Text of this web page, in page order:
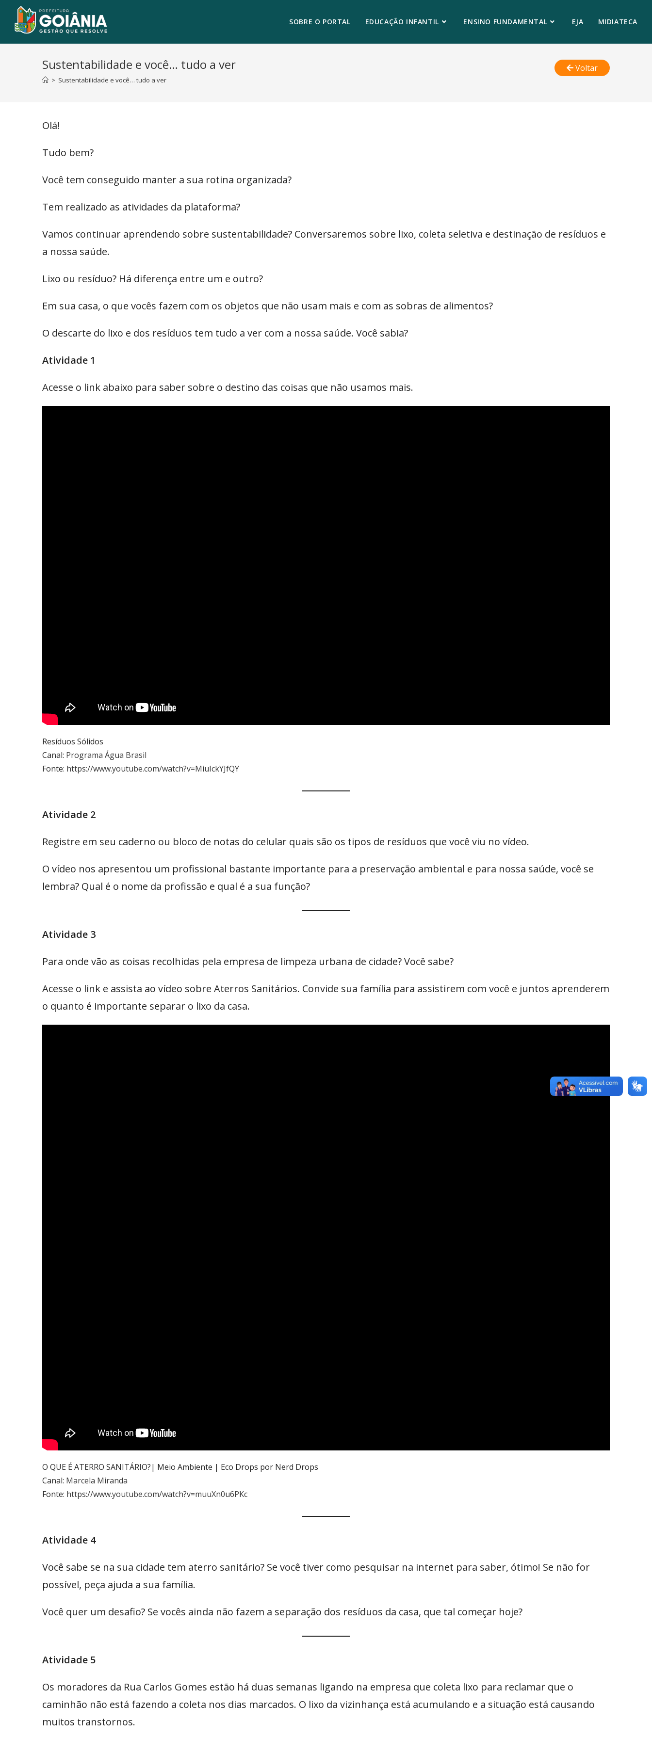
SOBRE O PORTAL EDUCAÇÃO INFANTIL ENSINO FUNDAMENTAL EJA MIDIATECA
Sustentabilidade e você… tudo a ver
> Sustentabilidade e você… tudo a ver
Voltar
Olá!
Tudo bem?
Você tem conseguido manter a sua rotina organizada?
Tem realizado as atividades da plataforma?
Vamos continuar aprendendo sobre sustentabilidade? Conversaremos sobre lixo, coleta seletiva e destinação de resíduos e
a nossa saúde.
Lixo ou resíduo? Há diferença entre um e outro?
Em sua casa, o que vocês fazem com os objetos que não usam mais e com as sobras de alimentos?
O descarte do lixo e dos resíduos tem tudo a ver com a nossa saúde. Você sabia?
Atividade 1
Acesse o link abaixo para saber sobre o destino das coisas que não usamos mais.
Resíduos Sólidos
Canal: Programa Água Brasil
Fonte: https://www.youtube.com/watch?v=MiuIckYJfQY
Atividade 2
Registre em seu caderno ou bloco de notas do celular quais são os tipos de resíduos que você viu no vídeo.
O vídeo nos apresentou um profissional bastante importante para a preservação ambiental e para nossa saúde, você se
lembra? Qual é o nome da profissão e qual é a sua função?
Atividade 3
Para onde vão as coisas recolhidas pela empresa de limpeza urbana de cidade? Você sabe?
Acesse o link e assista ao vídeo sobre Aterros Sanitários. Convide sua família para assistirem com você e juntos aprenderem
o quanto é importante separar o lixo da casa.
O QUE É ATERRO SANITÁRIO?| Meio Ambiente | Eco Drops por Nerd Drops
Canal: Marcela Miranda
Fonte: https://www.youtube.com/watch?v=muuXn0u6PKc
Atividade 4
Você sabe se na sua cidade tem aterro sanitário? Se você tiver como pesquisar na internet para saber, ótimo! Se não for
possível, peça ajuda a sua família.
Você quer um desafio? Se vocês ainda não fazem a separação dos resíduos da casa, que tal começar hoje?
Atividade 5
Os moradores da Rua Carlos Gomes estão há duas semanas ligando na empresa que coleta lixo para reclamar que o
caminhão não está fazendo a coleta nos dias marcados. O lixo da vizinhança está acumulando e a situação está causando
muitos transtornos.